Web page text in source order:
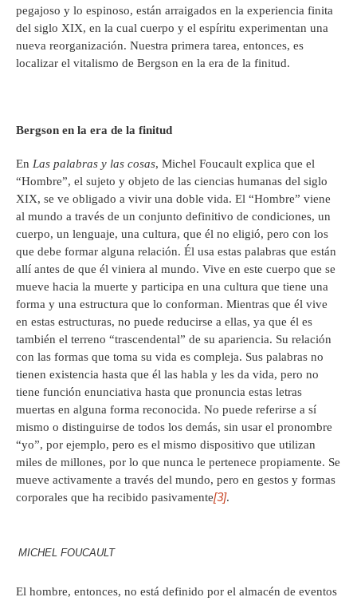
pegajoso y lo espinoso, están arraigados en la experiencia finita
del siglo XIX, en la cual cuerpo y el espíritu experimentan una
nueva reorganización. Nuestra primera tarea, entonces, es
localizar el vitalismo de Bergson en la era de la finitud.
Bergson en la era de la finitud
En Las palabras y las cosas, Michel Foucault explica que el
“Hombre”, el sujeto y objeto de las ciencias humanas del siglo
XIX, se ve obligado a vivir una doble vida. El “Hombre” viene
al mundo a través de un conjunto definitivo de condiciones, un
cuerpo, un lenguaje, una cultura, que él no eligió, pero con los
que debe formar alguna relación. Él usa estas palabras que están
allí antes de que él viniera al mundo. Vive en este cuerpo que se
mueve hacia la muerte y participa en una cultura que tiene una
forma y una estructura que lo conforman. Mientras que él vive
en estas estructuras, no puede reducirse a ellas, ya que él es
también el terreno “trascendental” de su apariencia. Su relación
con las formas que toma su vida es compleja. Sus palabras no
tienen existencia hasta que él las habla y les da vida, pero no
tiene función enunciativa hasta que pronuncia estas letras
muertas en alguna forma reconocida. No puede referirse a sí
mismo o distinguirse de todos los demás, sin usar el pronombre
“yo”, por ejemplo, pero es el mismo dispositivo que utilizan
miles de millones, por lo que nunca le pertenece propiamente. Se
mueve activamente a través del mundo, pero en gestos y formas
corporales que ha recibido pasivamente[3].
MICHEL FOUCAULT
El hombre, entonces, no está definido por el almacén de eventos